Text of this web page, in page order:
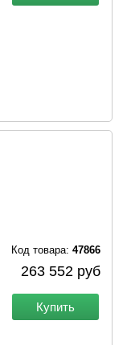
Код товара: 47866
263 552 руб
Купить